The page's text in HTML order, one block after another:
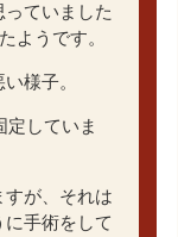
ていました
ようです。
様子。
定していま
が、それは
手術をして